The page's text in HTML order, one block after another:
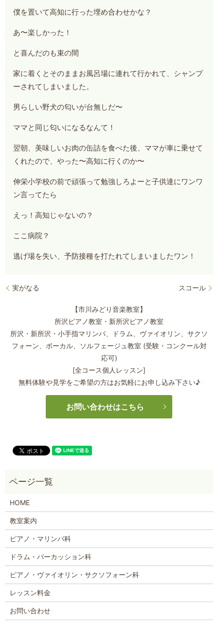
僕を置いて高知に行った埋め合わせかな？
あ〜楽しかった！
と喜んだのも束の間
家に着くとそのままお風呂場に連れて行かれて、シャンプ
ーされてしまいました。
男らしい野犬の匂いが台無しだ〜
ママと同じ匂いになるなんて！
翌朝、美味しいお肉の缶詰を食べた後、ママが車に乗せて
くれたので、やった〜高知に行くのか〜
伸栄小学校の前で頑張って勉強しろよーと子供達にワンワ
ン言ってたら
えっ！高知じゃないの？
ここ病院？
逃げ場を失い、予防接種を打たれてしまいましたワン！
実がなる スコール
【市川みどり音楽教室】
所沢ピアノ教室・新所沢ピアノ教室
所沢・新所沢・小手指マリンバ、ドラム、ヴァイオリン、サクソ
フォーン、 ボーカル、ソルフェージュ教室 (受験・コンクール対
応可)
[全コース個人レッスン]
無料体験や見学をご希望の方はお気軽にお申し込み下さい♪
お問い合わせはこちら
HOME
教室案内
ピアノ・マリンバ科
ドラム・パーカッション科
ピアノ・ヴァイオリン・サクソフォーン科
レッスン料金
お問い合わせ